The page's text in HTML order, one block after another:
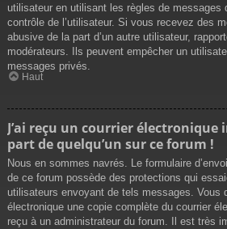
utilisateur en utilisant les règles de messages
contrôle de l’utilisateur. Si vous recevez des
abusive de la part d’un autre utilisateur,
modérateurs. Ils peuvent empêcher un
messages privés.
Haut
J’ai reçu un courrier électronique
part de quelqu’un sur ce forum !
Nous en sommes navrés. Le formulaire
de ce forum possède des protections qui
utilisateurs envoyant de tels messages. Vous
électronique une copie complète du courrier
reçu à un administrateur du forum. Il est très